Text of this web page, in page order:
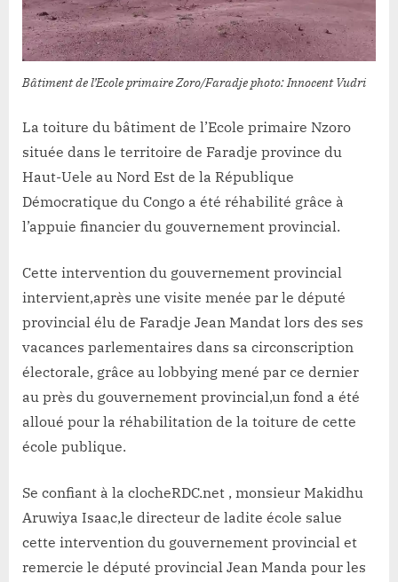
l’appuie
du
Bâtiment de l’Ecole primaire Zoro/Faradje photo: Innocent Vudri
La toiture du bâtiment de l’Ecole primaire Nzoro
située dans le territoire de Faradje province du
Haut-Uele au Nord Est de la République
Démocratique du Congo a été réhabilité grâce à
l’appuie financier du gouvernement provincial.
Cette intervention du gouvernement provincial
intervient,après une visite menée par le député
provincial élu de Faradje Jean Mandat lors des ses
vacances parlementaires dans sa circonscription
électorale, grâce au lobbying mené par ce dernier
au près du gouvernement provincial,un fond a été
alloué pour la réhabilitation de la toiture de cette
école publique.
Se confiant à la clocheRDC.net , monsieur Makidhu
Aruwiya Isaac,le directeur de ladite école salue
cette intervention du gouvernement provincial et
remercie le député provincial Jean Manda pour les